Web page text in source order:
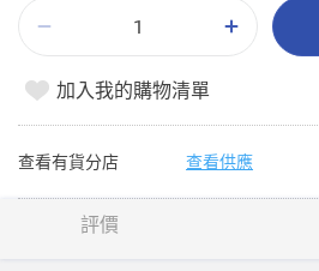
加入我的購物清單
查看有貨分店 查看供應
評價